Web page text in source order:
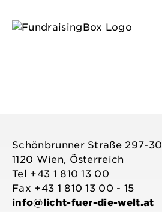
Schönbrunner Straße 297-
1120 Wien, Österreich
Tel +43 1 810 13 00
Fax +43 1 810 13 00 - 15
info@licht-fuer-die-welt.at